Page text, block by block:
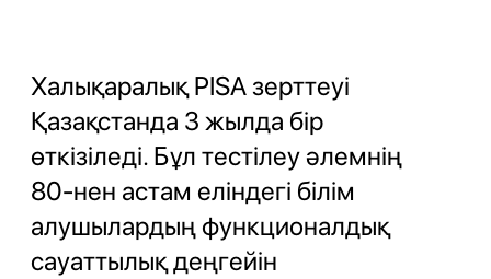
Халықаралық PISA зерттеуі
Қазақстанда 3 жылда бір
өткізіледі. Бұл тестілеу әлемнің
80-нен астам еліндегі білім
алушылардың функционалдық
сауаттылық деңгейін